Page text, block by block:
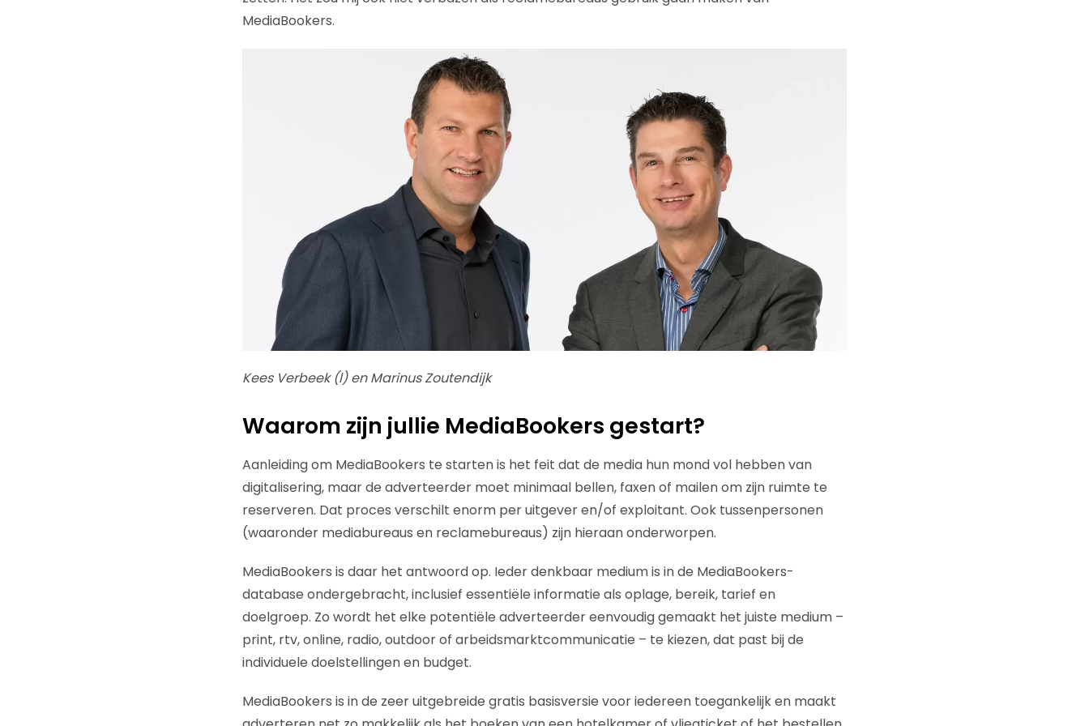
MediaBookers.
Kees Verbeek (l) en Marinus Zoutendijk
Waarom zijn jullie MediaBookers gestart?
Aanleiding om MediaBookers te starten is het feit dat de media hun mond vol hebben van
digitalisering, maar de adverteerder moet minimaal bellen, faxen of mailen om zijn ruimte te
reserveren. Dat proces verschilt enorm per uitgever en/of exploitant. Ook tussenpersonen
(waaronder mediabureaus en reclamebureaus) zijn hieraan onderworpen.
MediaBookers is daar het antwoord op. Ieder denkbaar medium is in de MediaBookers-
database ondergebracht, inclusief essentiële informatie als oplage, bereik, tarief en
doelgroep. Zo wordt het elke potentiële adverteerder eenvoudig gemaakt het juiste medium –
print, rtv, online, radio, outdoor of arbeidsmarktcommunicatie – te kiezen, dat past bij de
individuele doelstellingen en budget.
MediaBookers is in de zeer uitgebreide gratis basisversie voor iedereen toegankelijk en maakt